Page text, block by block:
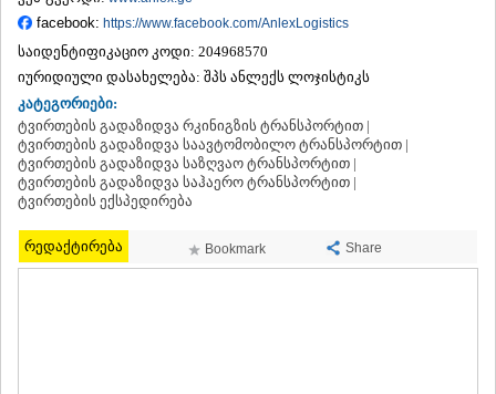
ᲬᲧᲐᲚᲢᲣᲑᲝ
ᲭᲘᲐᲗᲣᲠᲐ
ᲙᲐᲮᲔᲗᲘ
ᲐᲮᲛᲔᲢᲐ
ᲒᲣᲠᲯᲐᲐᲜᲘ
ᲓᲔᲓᲝᲤᲚᲘᲡᲬᲧᲐᲠᲝ
ᲗᲔᲚᲐᲕᲘ
ᲚᲐᲒᲝᲓᲔᲮᲘ
ᲡᲐᲒᲐᲠᲔᲯᲝ
ᲡᲘᲦᲜᲐᲦᲘ
facebook: https://www.facebook.com/AnlexLogistics
საიდენტიფიკაციო კოდი: 204968570
იურიდიული დასახელება: შპს ანლექს ლოჯისტიკს
კატეგორიები:
ტვირთების გადაზიდვა რკინიგზის ტრანსპორტით |
ტვირთების გადაზიდვა საავტომობილო ტრანსპორტით |
ტვირთების გადაზიდვა საზღვაო ტრანსპორტით |
ტვირთების გადაზიდვა საჰაერო ტრანსპორტით |
ტვირთების ექსპედირება
რედაქტირება Bookmark Share